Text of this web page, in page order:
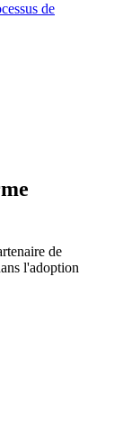
de
de
l'adoption